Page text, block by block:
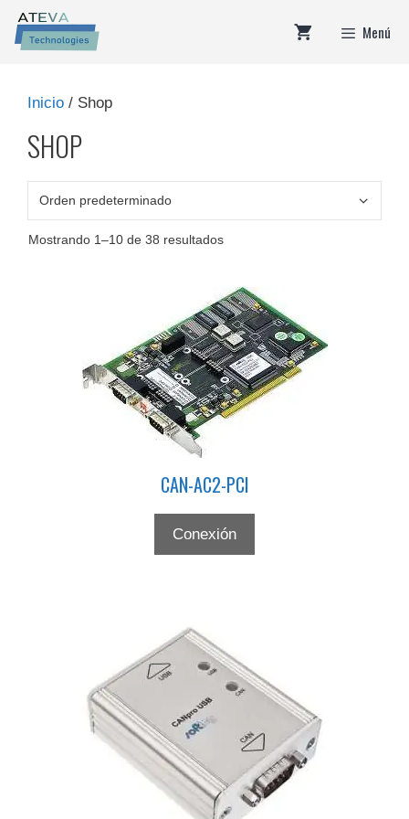
Saltar
contenido
Menú
Inicio / Shop
SHOP
Mostrando 1–10 de 38 resultados
CAN-AC2-PCI
Conexión